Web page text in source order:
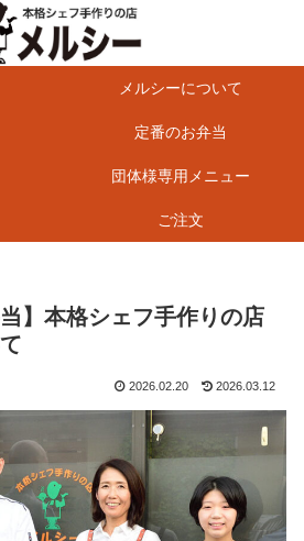
メルシーについて
定番のお弁当
団体様専用メニュー
ご注文
当】本格シェフ手作りの店
2026.02.20 2026.03.12